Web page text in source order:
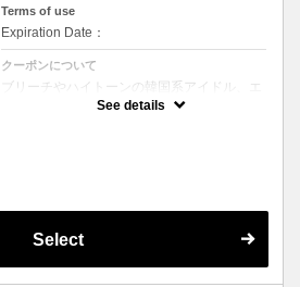
Terms of use
Expiration Date：
クーポンについて
ブリーチやハイトーンの韓国系アイドル、エ
イジング毛にお悩みの美魔女も夢中！全ての
世代、髪質、メニューに対応できる髪質改善
See details
Select